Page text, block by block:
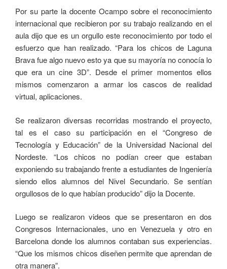
Por su parte la docente Ocampo sobre el reconocimiento
internacional que recibieron por su trabajo realizando en el
aula dijo que es un orgullo este reconocimiento por todo el
esfuerzo que han realizado. “Para los chicos de Laguna
Brava fue algo nuevo esto ya que su mayoría no conocía lo
que era un cine 3D”. Desde el primer momentos ellos
mismos comenzaron a armar los cascos de realidad
virtual, aplicaciones.
Se realizaron diversas recorridas mostrando el proyecto,
tal es el caso su participación en el “Congreso de
Tecnología y Educación” de la Universidad Nacional del
Nordeste. “Los chicos no podían creer que estaban
exponiendo su trabajando frente a estudiantes de Ingeniería
siendo ellos alumnos del Nivel Secundario. Se sentían
orgullosos de lo que habían producido” dijo la Docente.
Luego se realizaron videos que se presentaron en dos
Congresos Internacionales, uno en Venezuela y otro en
Barcelona donde los alumnos contaban sus experiencias.
“Que los mismos chicos diseñen permite que aprendan de
otra manera”.